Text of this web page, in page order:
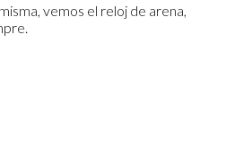
vemos el reloj de arena,